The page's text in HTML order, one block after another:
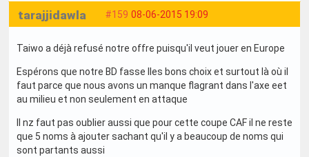
#159 08-06-2015 19:09
tarajjidawla
Taiwo a déjà refusé notre offre puisqu'il veut jouer en Europe
Espérons que notre BD fasse lles bons choix et surtout là où il
faut parce que nous avons un manque flagrant dans l'axe eet
au milieu et non seulement en attaque
Il nz faut pas oublier aussi que pour cette coupe CAF il ne reste
que 5 noms à ajouter sachant qu'il y a beaucoup de noms qui
sont partants aussi